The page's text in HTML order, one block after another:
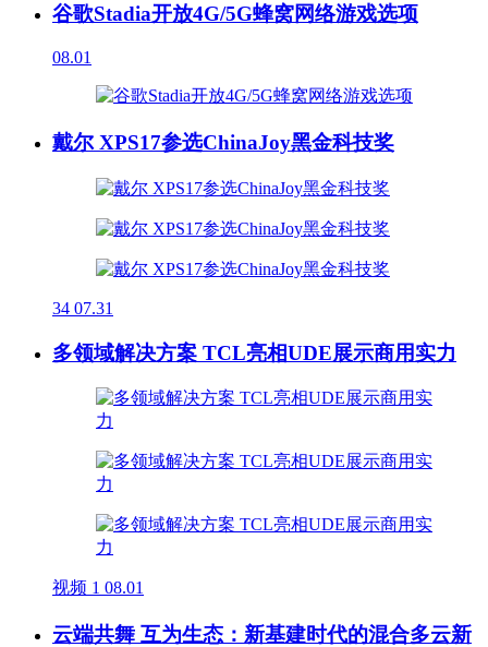
谷歌Stadia开放4G/5G蜂窝网络游戏选项
08.01
戴尔 XPS17参选ChinaJoy黑金科技奖
34 07.31
多领域解决方案 TCL亮相UDE展示商用实力
视频 1 08.01
云端共舞 互为生态：新基建时代的混合多云新